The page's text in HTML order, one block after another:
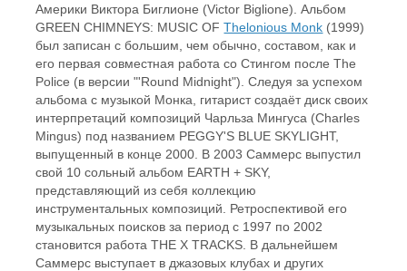
Америки Виктора Биглионе (Victor Biglione). Альбом
GREEN CHIMNEYS: MUSIC OFThelonious Monk (1999)
был записан с большим, чем обычно, составом, как и
его первая совместная работа со Стингом после The
Police (в версии "'Round Midnight"). Следуя за успехом
альбома с музыкой Монка, гитарист создаёт диск своих
интерпретаций композиций Чарльза Мингуса (Charles
Mingus) под названием PEGGY'S BLUE SKYLIGHT,
выпущенный в конце 2000. В 2003 Саммерс выпустил
свой 10 сольный альбом EARTH + SKY,
представляющий из себя коллекцию
инструментальных композиций. Ретроспективой его
музыкальных поисков за период с 1997 по 2002
становится работа THE X TRACKS. В дальнейшем
Саммерс выступает в джазовых клубах и других